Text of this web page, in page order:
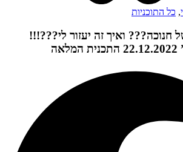
, כל התוכניות
חנוכה??? ואיך זה יעזור לי???!!!